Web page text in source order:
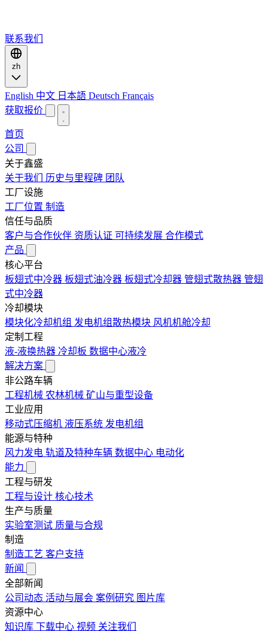
联系我们
zh
English 中文 日本語 Deutsch Français
获取报价
首页
公司
关于鑫盛
关于我们 历史与里程碑 团队
工厂设施
工厂位置 制造
信任与品质
客户与合作伙伴 资质认证 可持续发展 合作模式
产品
核心平台
板翅式中冷器 板翅式油冷器 板翅式冷却器 管翅式散热器 管翅
式中冷器
冷却模块
模块化冷却机组 发电机组散热模块 风机机舱冷却
定制工程
液-液换热器 冷却板 数据中心液冷
解决方案
非公路车辆
工程机械 农林机械 矿山与重型设备
工业应用
移动式压缩机 液压系统 发电机组
能源与特种
风力发电 轨道及特种车辆 数据中心 电动化
能力
工程与研发
工程与设计 核心技术
生产与质量
实验室测试 质量与合规
制造
制造工艺 客户支持
新闻
全部新闻
公司动态 活动与展会 案例研究 图片库
资源中心
知识库 下载中心 视频 关注我们